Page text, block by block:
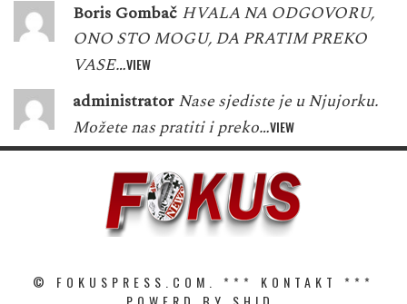
Boris Gombač HVALA NA ODGOVORU,
ONO STO MOGU, DA PRATIM PREKO
VASE…VIEW
administrator Nase sjediste je u Njujorku.
Možete nas pratiti i preko…VIEW
© FOKUSPRESS.COM. *** KONTAKT
***